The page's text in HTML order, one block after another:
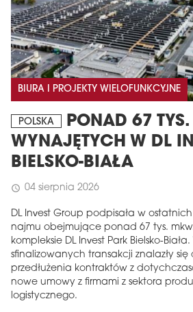
BIURA I PROJEKTY WIELOFUNKCYJNE
POLSKA
PONAD 67
WYNAJĘTYCH W DL
BIELSKO-BIAŁA
schedule 04 sierpnia 2026
DL Invest Group podpisała w
najmu obejmujące ponad 67 tys.
kompleksie DL Invest Park Bielsko-Biała.
sfinalizowanych transakcji znalazły
przedłużenia kontraktów z
nowe umowy z firmami z sektora
logistycznego.